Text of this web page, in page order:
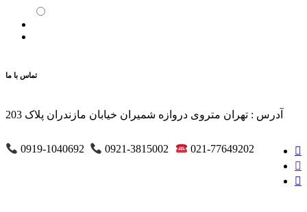
تماس با ما
آدرس : تهران متروی دروازه شمیران خیابان مازندران پلاک 203
0919-1040692 0921-3815002 021-77649202